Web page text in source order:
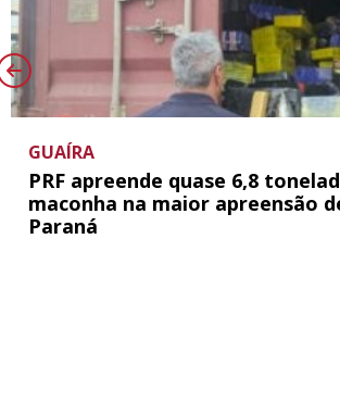
GUAÍRA
PRF apreende quase 6,8
maconha na maior apreensão
Paraná